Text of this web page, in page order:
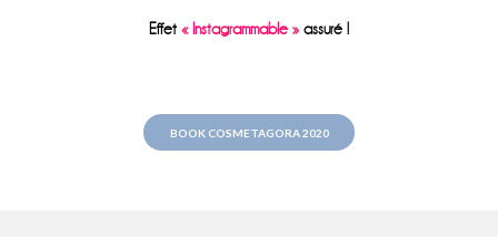
Effet « Instagrammable » assuré !
BOOK COSMETAGORA 2020